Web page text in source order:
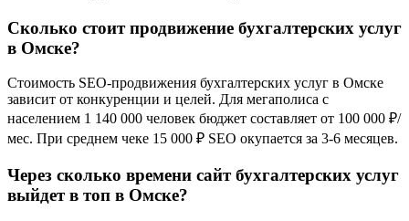
Сколько стоит продвижение бухгалтерских услуг
в Омске?
Стоимость SEO-продвижения бухгалтерских услуг в Омске
зависит от конкуренции и целей. Для мегаполиса с
населением 1 140 000 человек бюджет составляет от 100 000 ₽/
мес. При среднем чеке 15 000 ₽ SEO окупается за 3-6 месяцев.
Через сколько времени сайт бухгалтерских услуг
выйдет в топ в Омске?